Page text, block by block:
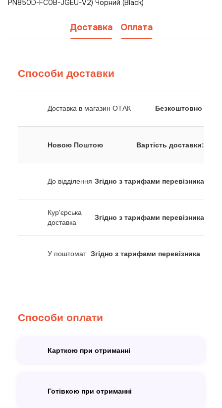
PN850D-FC0B-JGEU-V2) Чорний (Black)
Доставка Оплата
Способи доставки
Доставка в магазин ОТАК Безкоштовно
Новою Поштою Вартість доставки:
До відділення Згідно з тарифами перевізника
Кур'єрська
доставка
Згідно з тарифами перевізника
У поштомат Згідно з тарифами перевізника
Способи оплати
Карткою при отриманні
Готівкою при отриманні